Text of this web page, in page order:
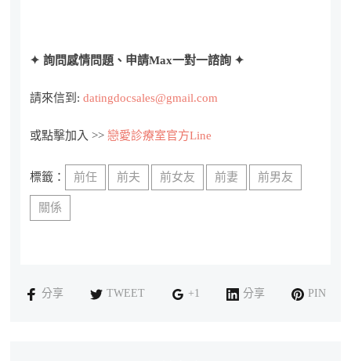
✦ 詢問感情問題、申請Max一對一諮詢 ✦
請來信到:datingdocsales@gmail.com
或點擊加入 >>戀愛診療室官方Line
標籤： 前任 前夫 前女友 前妻 前男友
關係
分享 TWEET +1 分享 PIN